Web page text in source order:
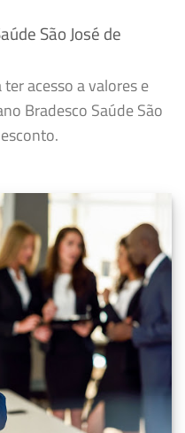
São José de
acesso a valores e
Bradesco Saúde São